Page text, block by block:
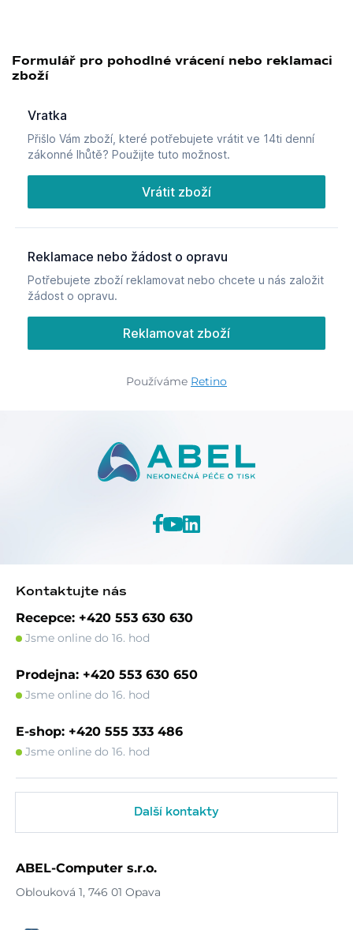
Formulář pro pohodlné vrácení nebo reklamaci
zboží
Používáme Retino
Kontaktujte nás
Recepce: +420 553 630 630
Jsme online do 16. hod
Prodejna: +420 553 630 650
Jsme online do 16. hod
E-shop: +420 555 333 486
Jsme online do 16. hod
Další kontakty
ABEL-Computer s.r.o.
Oblouková 1, 746 01 Opava